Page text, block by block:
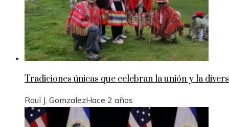
Tradiciones únicas que celebran la unión y la
Raul J. GomzalezHace 2 años